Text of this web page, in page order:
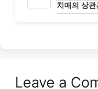
치매의 상관
Leave a